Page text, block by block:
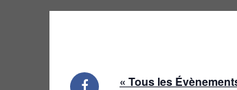
« Tous les